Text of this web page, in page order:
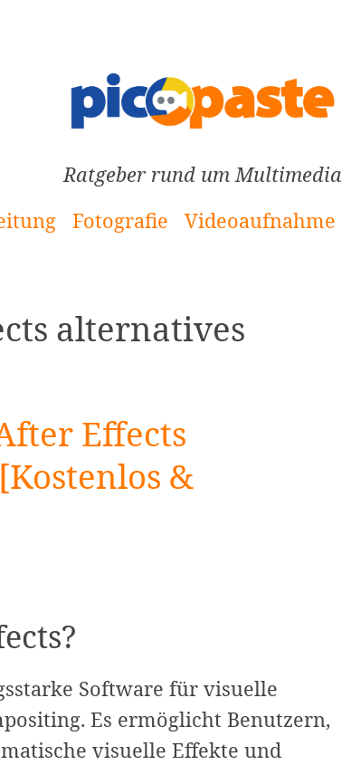
Ratgeber rund um Multimedia
Fotografie Videoaufnahme
alternatives
Effects
&
Software für visuelle
Es ermöglicht Benutzern,
visuelle Effekte und